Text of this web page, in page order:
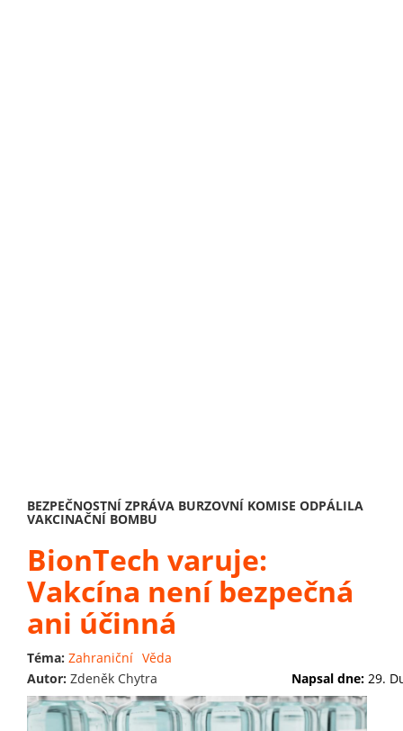
BEZPEČNOSTNÍ ZPRÁVA BURZOVNÍ KOMISE ODPÁLILA
VAKCINAČNÍ BOMBU
BionTech varuje:
Vakcína není bezpečná
ani účinná
Téma: Zahraniční Věda
Autor: Zdeněk Chytra Napsal dne: 29.